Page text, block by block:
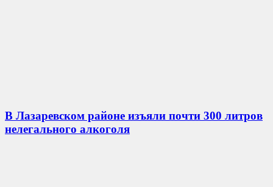
В Лазаревском районе изъяли почти 300 литров
нелегального алкоголя